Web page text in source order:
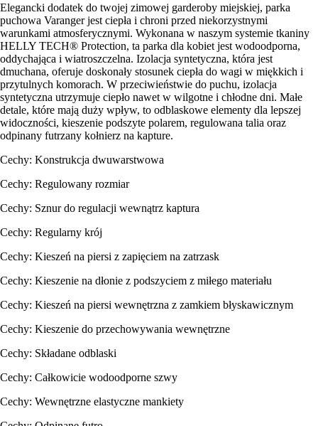
Elegancki dodatek do twojej zimowej garderoby miejskiej, parka
puchowa Varanger jest ciepła i chroni przed niekorzystnymi
warunkami atmosferycznymi. Wykonana w naszym systemie tkaniny
HELLY TECH® Protection, ta parka dla kobiet jest wodoodporna,
oddychająca i wiatroszczelna. Izolacja syntetyczna, która jest
dmuchana, oferuje doskonały stosunek ciepła do wagi w miękkich i
przytulnych komorach. W przeciwieństwie do puchu, izolacja
syntetyczna utrzymuje ciepło nawet w wilgotne i chłodne dni. Małe
detale, które mają duży wpływ, to odblaskowe elementy dla lepszej
widoczności, kieszenie podszyte polarem, regulowana talia oraz
odpinany futrzany kołnierz na kapture.
Cechy: Konstrukcja dwuwarstwowa
Cechy: Regulowany rozmiar
Cechy: Sznur do regulacji wewnątrz kaptura
Cechy: Regularny krój
Cechy: Kieszeń na piersi z zapięciem na zatrzask
Cechy: Kieszenie na dłonie z podszyciem z miłego materiału
Cechy: Kieszeń na piersi wewnętrzna z zamkiem błyskawicznym
Cechy: Kieszenie do przechowywania wewnętrzne
Cechy: Składane odblaski
Cechy: Całkowicie wodoodporne szwy
Cechy: Wewnętrzne elastyczne mankiety